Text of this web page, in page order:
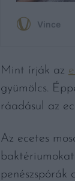
Mint írják az
gyümölcs.
ráadásul az
Az ecetes
penészspórák